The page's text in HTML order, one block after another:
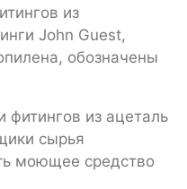
из
John Guest,
обозначены
фитингов из ацеталь
сырья
моющее средство